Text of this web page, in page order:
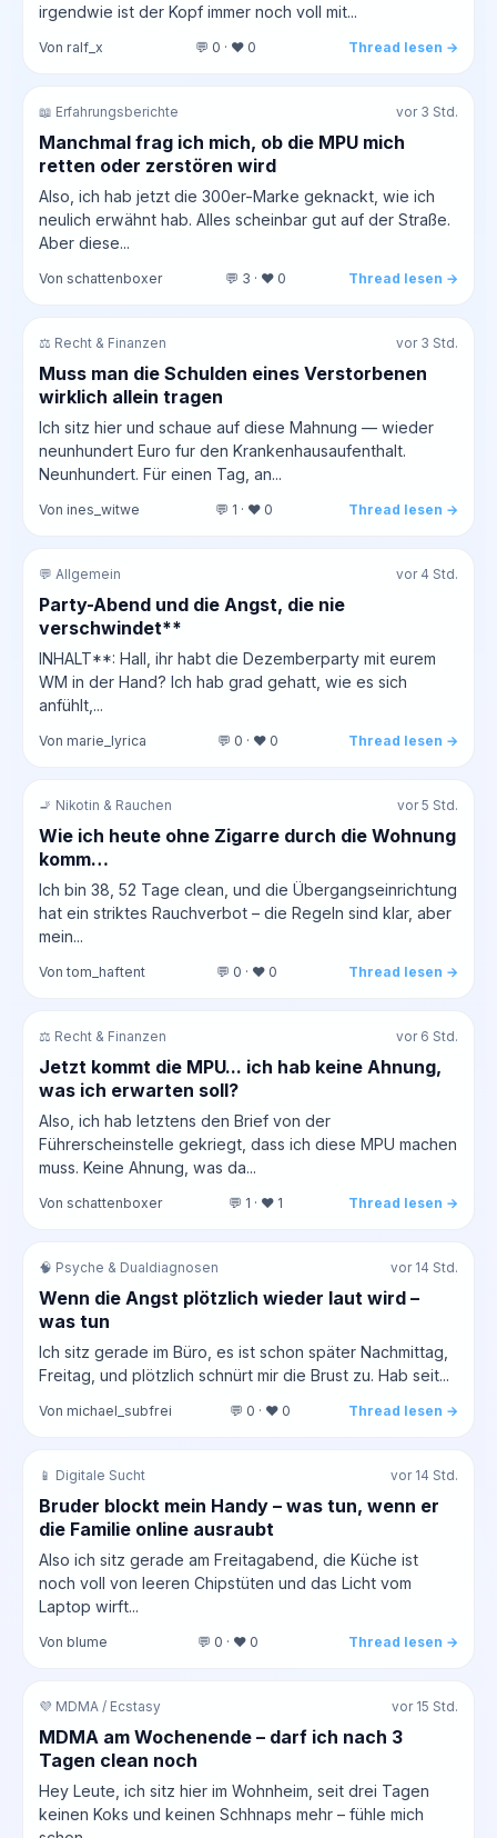
irgendwie ist der Kopf immer noch voll mit...
Von ralf_x 💬 0 · ❤️ 0 Thread lesen →
📖 Erfahrungsberichte vor 3 Std.
Manchmal frag ich mich, ob die MPU mich
retten oder zerstören wird
Also, ich hab jetzt die 300er-Marke geknackt, wie ich
neulich erwähnt hab. Alles scheinbar gut auf der Straße.
Aber diese...
Von schattenboxer 💬 3 · ❤️ 0 Thread lesen →
⚖️ Recht & Finanzen vor 3 Std.
Muss man die Schulden eines Verstorbenen
wirklich allein tragen
Ich sitz hier und schaue auf diese Mahnung — wieder
neunhundert Euro fur den Krankenhausaufenthalt.
Neunhundert. Für einen Tag, an...
Von ines_witwe 💬 1 · ❤️ 0 Thread lesen →
💬 Allgemein vor 4 Std.
Party-Abend und die Angst, die nie
verschwindet**
INHALT**: Hall, ihr habt die Dezemberparty mit eurem
WM in der Hand? Ich hab grad gehatt, wie es sich
anfühlt,...
Von marie_lyrica 💬 0 · ❤️ 0 Thread lesen →
🚬 Nikotin & Rauchen vor 5 Std.
Wie ich heute ohne Zigarre durch die Wohnung
komm…
Ich bin 38, 52 Tage clean, und die Übergangseinrichtung
hat ein striktes Rauchverbot – die Regeln sind klar, aber
mein...
Von tom_haftent 💬 0 · ❤️ 0 Thread lesen →
⚖️ Recht & Finanzen vor 6 Std.
Jetzt kommt die MPU... ich hab keine Ahnung,
was ich erwarten soll?
Also, ich hab letztens den Brief von der
Führerscheinstelle gekriegt, dass ich diese MPU machen
muss. Keine Ahnung, was da...
Von schattenboxer 💬 1 · ❤️ 1 Thread lesen →
🧠 Psyche & Dualdiagnosen vor 14 Std.
Wenn die Angst plötzlich wieder laut wird –
was tun
Ich sitz gerade im Büro, es ist schon später Nachmittag,
Freitag, und plötzlich schnürt mir die Brust zu. Hab seit...
Von michael_subfrei 💬 0 · ❤️ 0 Thread lesen →
📱 Digitale Sucht vor 14 Std.
Bruder blockt mein Handy – was tun, wenn er
die Familie online ausraubt
Also ich sitz gerade am Freitagabend, die Küche ist
noch voll von leeren Chipstüten und das Licht vom
Laptop wirft...
Von blume 💬 0 · ❤️ 0 Thread lesen →
💜 MDMA / Ecstasy vor 15 Std.
MDMA am Wochenende – darf ich nach 3
Tagen clean noch
Hey Leute, ich sitz hier im Wohnheim, seit drei Tagen
keinen Koks und keinen Schhnaps mehr – fühle mich